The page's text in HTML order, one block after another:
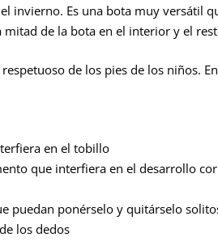
invierno. Es una bota muy versátil
de la bota en el interior y el
de los pies de los niños.
en el tobillo
que interfiera en el desarrollo
puedan ponérselo y quitárselo
los dedos